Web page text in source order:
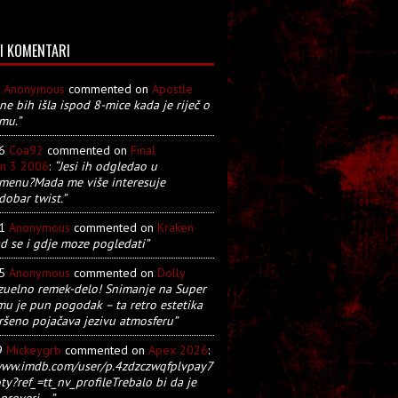
KOMENTARI
Anonymous commented on Apostle
ne bih išla ispod 8-mice kada je riječ o
Coa92 commented on Final
3 2006: “Jesi ih odgledao u
me više interesuje
twist.”
Anonymous commented on Kraken
se i gdje moze pogledati”
Anonymous commented on Dolly
remek-delo! Snimanje na Super
je pun pogodak – ta retro estetika
pojačava jezivu atmosferu”
Mickeygrb commented on Apex 2026:
user/p.4zdzczwqfplvpay7
bi da je